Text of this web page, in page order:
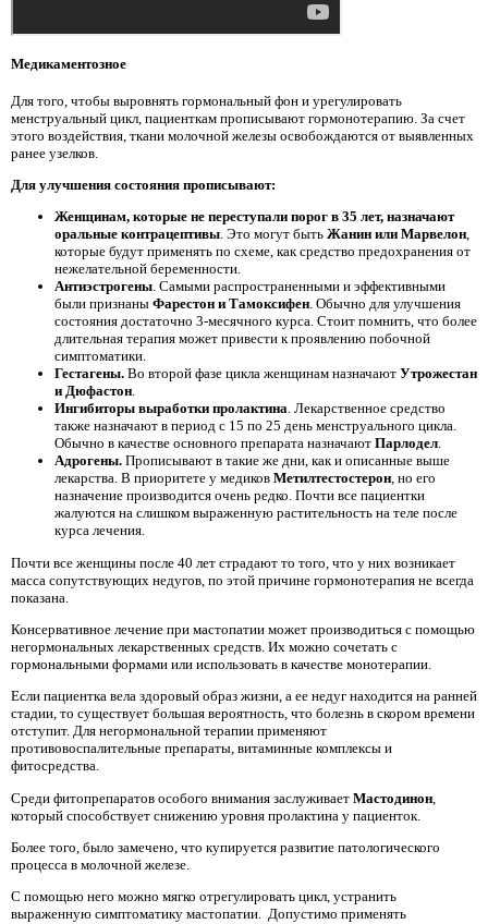
Медикаментозное
Для того, чтобы выровнять гормональный фон и урегулировать
менструальный цикл, пациенткам прописывают гормонотерапию. За счет
этого воздействия, ткани молочной железы освобождаются от выявленных
ранее узелков.
Для улучшения состояния прописывают:
Женщинам, которые не переступали порог в 35 лет, назначают
оральные контрацептивы. Это могут быть Жанин или Марвелон,
которые будут применять по схеме, как средство предохранения от
нежелательной беременности.
Антиэстрогены. Самыми распространенными и эффективными
были признаны Фарестон и Тамоксифен. Обычно для улучшения
состояния достаточно 3-месячного курса. Стоит помнить, что более
длительная терапия может привести к проявлению побочной
симптоматики.
Гестагены. Во второй фазе цикла женщинам назначают Утрожестан
и Дюфастон.
Ингибиторы выработки пролактина. Лекарственное средство
также назначают в период с 15 по 25 день менструального цикла.
Обычно в качестве основного препарата назначают Парлодел.
Адрогены. Прописывают в такие же дни, как и описанные выше
лекарства. В приоритете у медиков Метилтестостерон, но его
назначение производится очень редко. Почти все пациентки
жалуются на слишком выраженную растительность на теле после
курса лечения.
Почти все женщины после 40 лет страдают то того, что у них возникает
масса сопутствующих недугов, по этой причине гормонотерапия не всегда
показана.
Консервативное лечение при мастопатии может производиться с помощью
негормональных лекарственных средств. Их можно сочетать с
гормональными формами или использовать в качестве монотерапии.
Если пациентка вела здоровый образ жизни, а ее недуг находится на ранней
стадии, то существует большая вероятность, что болезнь в скором времени
отступит. Для негормональной терапии применяют
противовоспалительные препараты, витаминные комплексы и
фитосредства.
Среди фитопрепаратов особого внимания заслуживает Мастодинон
который способствует снижению уровня пролактина у пациенток.
Более того, было замечено, что купируется развитие патологического
процесса в молочной железе.
С помощью него можно мягко отрегулировать цикл, устранить
выраженную симптоматику мастопатии. Допустимо применять